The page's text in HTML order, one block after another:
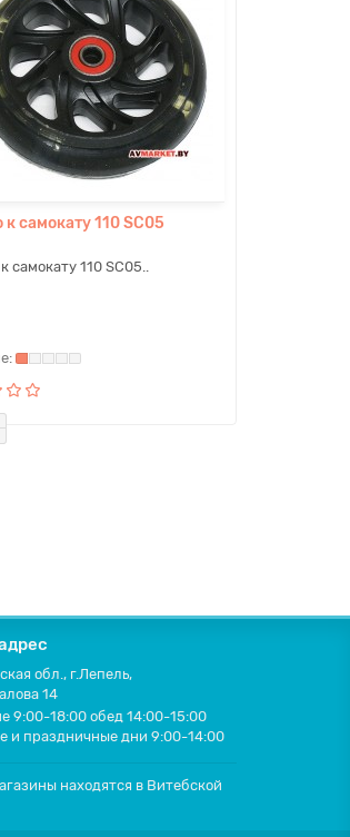
к самокату 110 SC05
самокату 110 SC05..
обл., г.Лепель,
14
9:00-18:00 обед 14:00-15:00
и праздничные дни 9:00-14:00
находятся в Витебской